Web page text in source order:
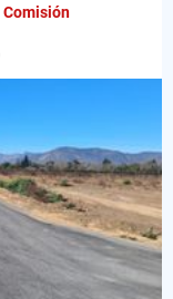
Comisión